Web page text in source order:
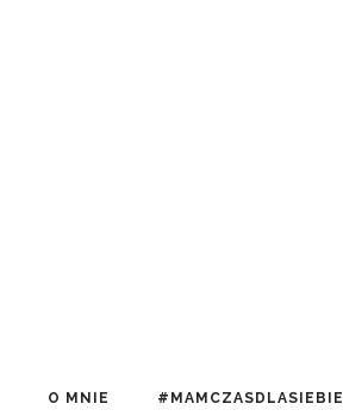
O MNIE #MAMCZASDLASIEBIE